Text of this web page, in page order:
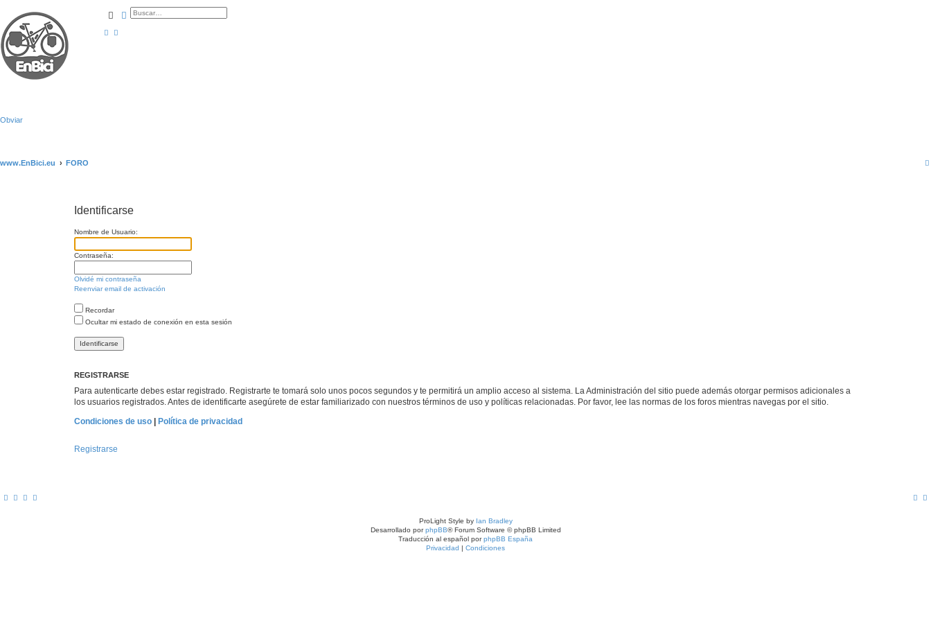
Obviar
BuscarBúsqueda avanzada
www.EnBici.eu FORO
Identificarse
Nombre de Usuario:
Contraseña:
Olvidé mi contraseña
Reenviar email de activación
Recordar
Ocultar mi estado de conexión en esta sesión
REGISTRARSE
Para autenticarte debes estar registrado. Registrarte te tomará solo unos pocos segundos y te permitirá un amplio acceso al sistema. La Administración del sitio puede además otorgar permisos adicionales a
los usuarios registrados. Antes de identificarte asegúrete de estar familiarizado con nuestros términos de uso y políticas relacionadas. Por favor, lee las normas de los foros mientras navegas por el sitio.
Condiciones de uso
Política de privacidad
Registrarse
ProLight Style by Ian Bradley
Desarrollado porphpBB® Forum Software © phpBB Limited
Traducción al español porphpBB España
Privacidad | Condiciones